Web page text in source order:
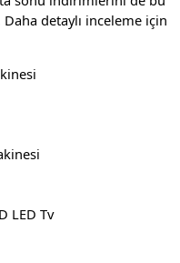
detaylı inceleme için
LED Tv